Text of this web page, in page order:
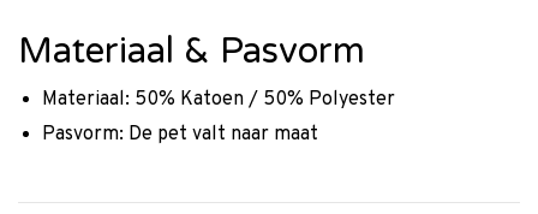
Materiaal & Pasvorm
Materiaal: 50% Katoen / 50% Polyester
Pasvorm: De pet valt naar maat